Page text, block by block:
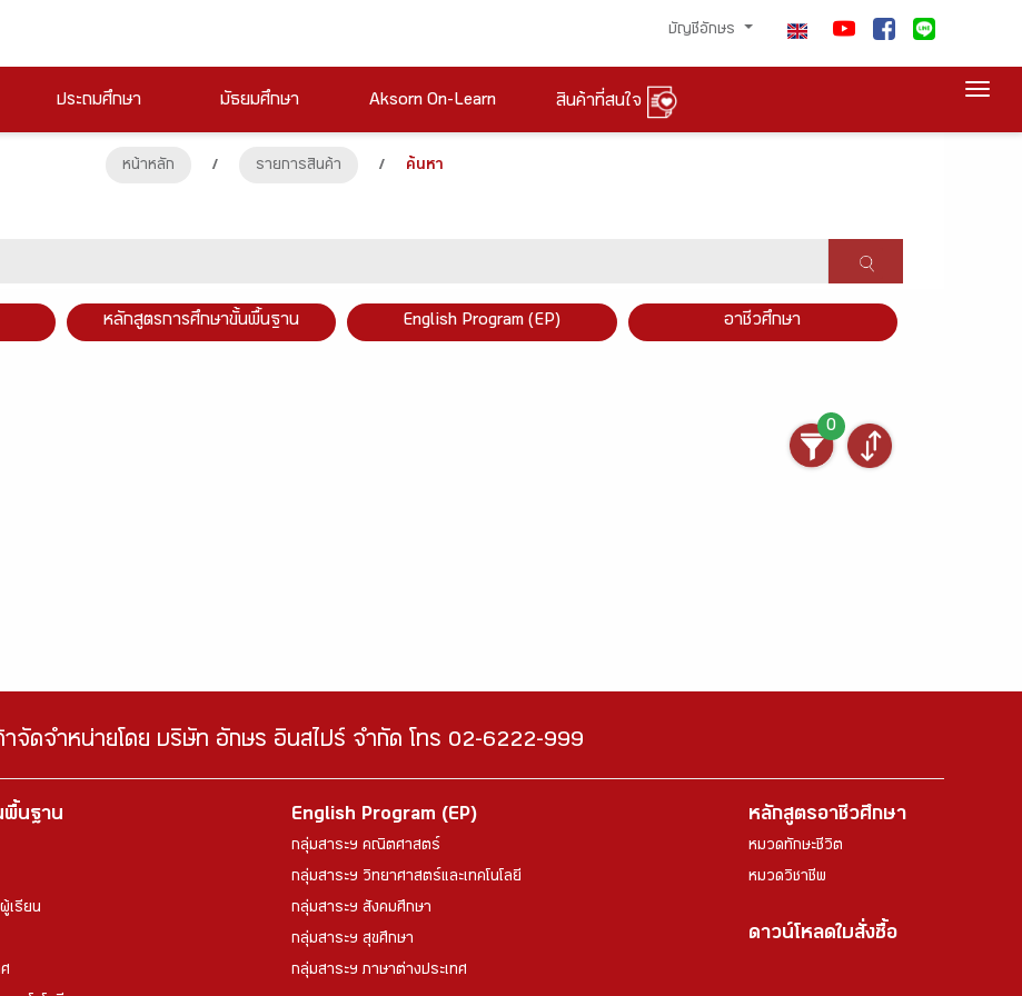
บัญชีอักษร
ประถมศึกษา มัธยมศึกษา Aksorn On-Learn สินค้าที่สนใจ
หน้าหลัก / รายการสินค้า / ค้นหา
หลักสูตรการศึกษาขั้นพื้นฐาน English Program (EP) อาชีวศึกษา
0
าจัดจำหน่ายโดย บริษัท อักษร อินสไปร์ จำกัด โทร 02-6222-999
พื้นฐาน
เรียน
English Program (EP)
กลุ่มสาระฯ คณิตศาสตร์
กลุ่มสาระฯ วิทยาศาสตร์และเทคโนโลยี
กลุ่มสาระฯ สังคมศึกษา
กลุ่มสาระฯ สุขศึกษา
กลุ่มสาระฯ ภาษาต่างประเทศ
หลักสูตรอาชีวศึกษา
หมวดทักษะชีวิต
หมวดวิชาชีพ
ดาวน์โหลดใบสั่งซื้อ